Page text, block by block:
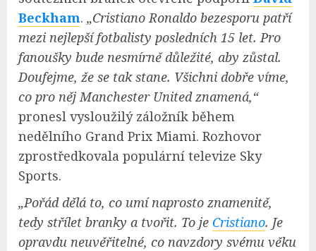
Beckham. „Cristiano Ronaldo bezesporu patří
mezi nejlepší fotbalisty posledních 15 let. Pro
fanoušky bude nesmírně důležité, aby zůstal.
Doufejme, že se tak stane. Všichni dobře víme,
co pro něj Manchester United znamená,“
pronesl vysloužilý záložník během
nedělního Grand Prix Miami. Rozhovor
zprostředkovala populární televize Sky
Sports.
„Pořád dělá to, co umí naprosto znamenitě,
tedy střílet branky a tvořit. To je Cristiano. Je
opravdu neuvěřitelné, co navzdory svému věku